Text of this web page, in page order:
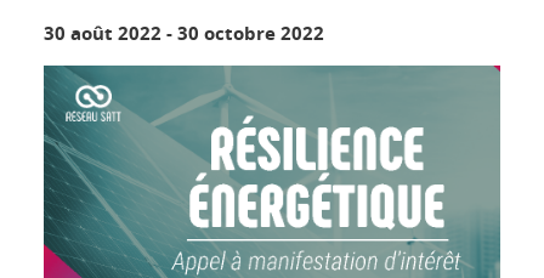
30 août 2022 -30 octobre 2022